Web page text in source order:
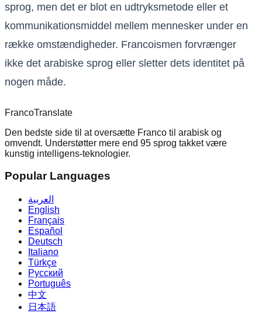
sprog, men det er blot en udtryksmetode eller et
kommunikationsmiddel mellem mennesker under en
række omstændigheder. Francoismen forvrænger
ikke det arabiske sprog eller sletter dets identitet på
nogen måde.
FrancoTranslate
Den bedste side til at oversætte Franco til arabisk og
omvendt. Understøtter mere end 95 sprog takket være
kunstig intelligens-teknologier.
Popular Languages
العربية
English
Français
Español
Deutsch
Italiano
Türkçe
Русский
Português
中文
日本語